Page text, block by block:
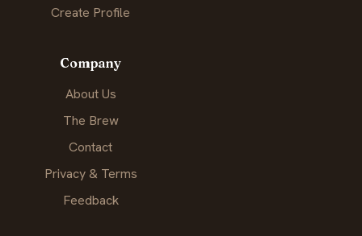
Create Profile
Company
About Us
The Brew
Contact
Privacy & Terms
Feedback